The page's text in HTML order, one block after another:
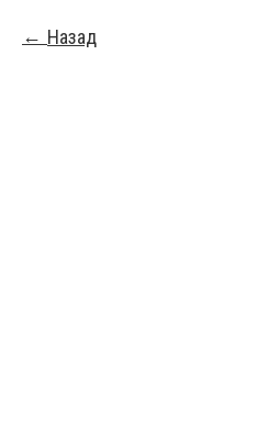
Назад